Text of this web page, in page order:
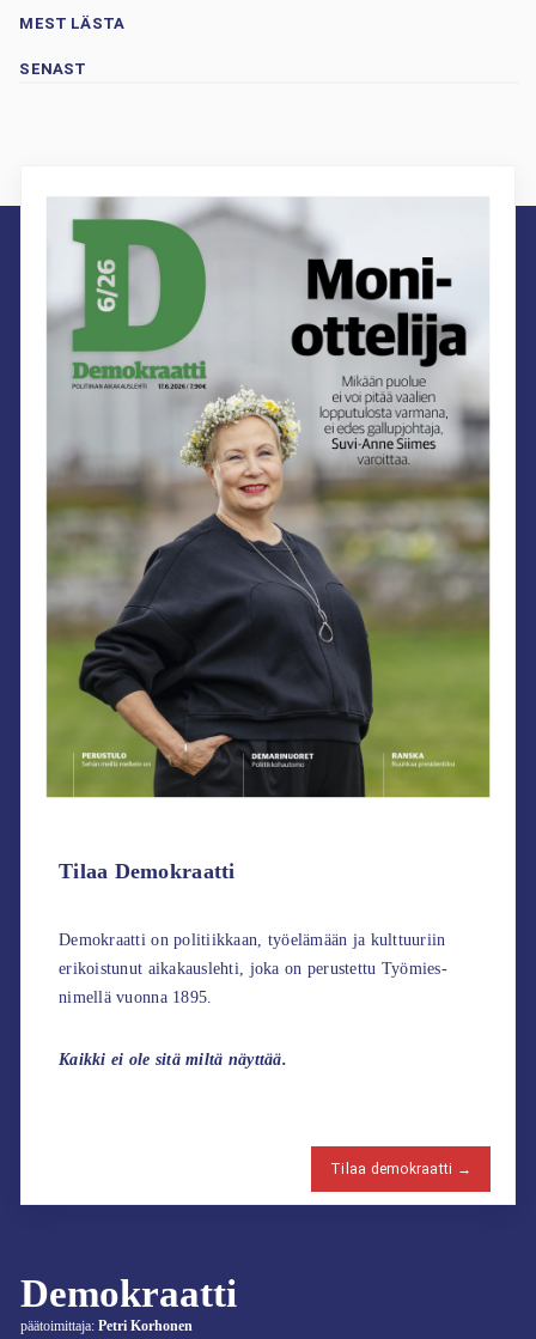
MEST LÄSTA
SENAST
Demokraatti
päätoimittaja: Petri Korhonen
Tilaa Demokraatti
Demokraatti on politiikkaan, työelämään ja kulttuuriin
erikoistunut aikakauslehti, joka on perustettu Työmies-
nimellä vuonna 1895.
Kaikki ei ole sitä miltä näyttää.
Tilaa demokraatti →